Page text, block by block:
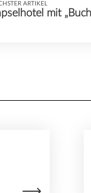
ARTIKEL
mit